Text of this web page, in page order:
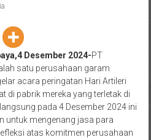
Desember 2024-PT
satu perusahaan garam
acara peringatan Hari Artileri
di pabrik mereka yang terletak di
pada 4 Desember 2024 ini
untuk mengenang jasa para
atas komitmen perusahaan